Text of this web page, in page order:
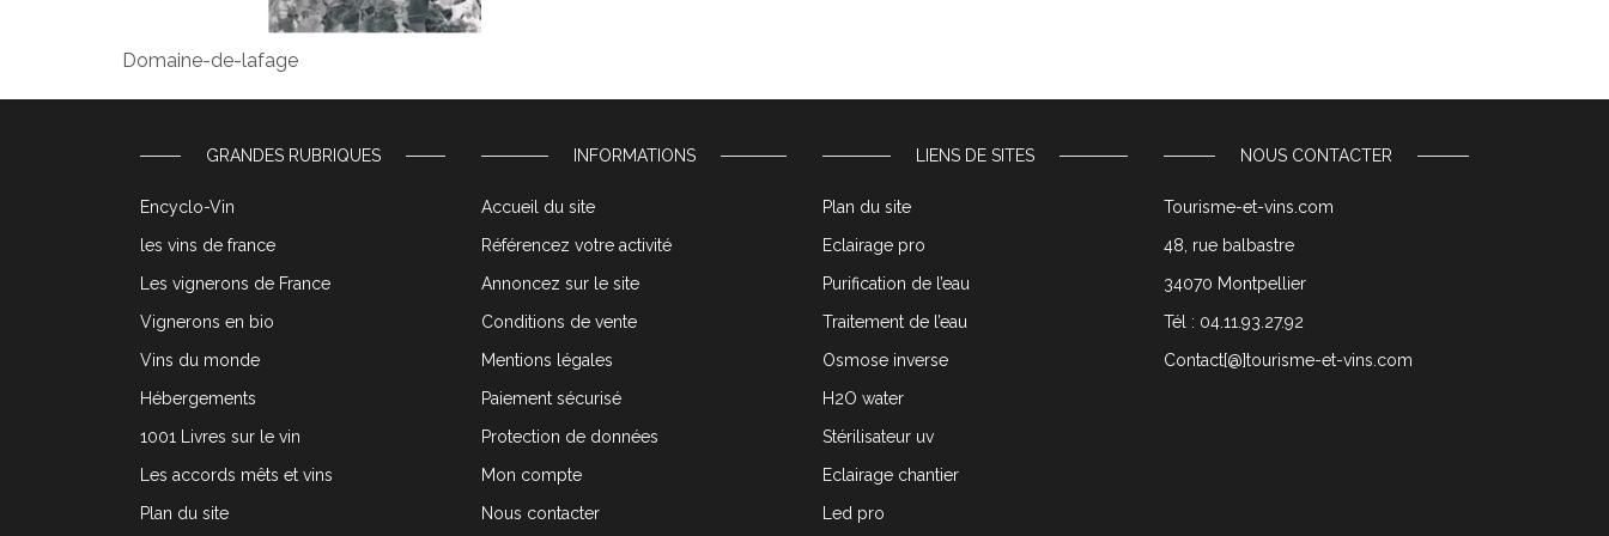
Domaine-de-lafage
GRANDES RUBRIQUES
Encyclo-Vin
les vins de france
Les vignerons de France
Vignerons en bio
Vins du monde
Hébergements
1001 Livres sur le vin
Les accords mêts et vins
Plan du site
INFORMATIONS
Accueil du site
Référencez votre activité
Annoncez sur le site
Conditions de vente
Mentions légales
Paiement sécurisé
Protection de données
Mon compte
Nous contacter
LIENS DE SITES
Plan du site
Eclairage pro
Purification de l’eau
Traitement de l’eau
Osmose inverse
H2O water
Stérilisateur uv
Eclairage chantier
Led pro
NOUS CONTACTER
Tourisme-et-vins.com
48, rue balbastre
34070 Montpellier
Tél : 04.11.93.27.92
Contact[@]tourisme-et-vins.com